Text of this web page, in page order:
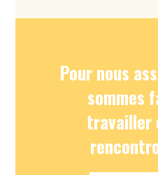
Pour nous
sommes
travailler